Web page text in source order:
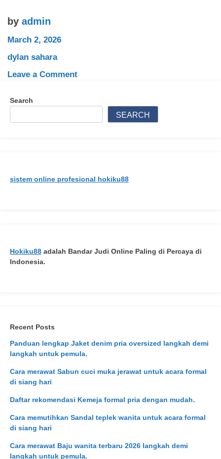
by admin
March 2, 2026
dylan sahara
Leave a Commenton
Perjalanan
Karier,
Abadi
Search
SEARCH
sistem online profesional hokiku88
Hokiku88 adalah Bandar Judi Online Paling di Percaya di
Indonesia.
Recent Posts
Panduan lengkap Jaket denim pria oversized langkah demi
langkah untuk pemula.
Cara merawat Sabun cuci muka jerawat untuk acara formal
di siang hari
Daftar rekomendasi Kemeja formal pria dengan mudah.
Cara memutihkan Sandal teplek wanita untuk acara formal
di siang hari
Cara merawat Baju wanita terbaru 2026 langkah demi
langkah untuk pemula.